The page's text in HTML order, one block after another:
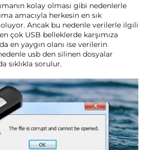
kolay olması gibi nedenlerle
amacıyla herkesin en sık
oluyor. Ancak bu nedenle verilerle ilgili
çok USB belleklerde karşımıza
en yaygın olanı ise verilerin
usb den silinen dosyalar
sıklıkla sorulur.